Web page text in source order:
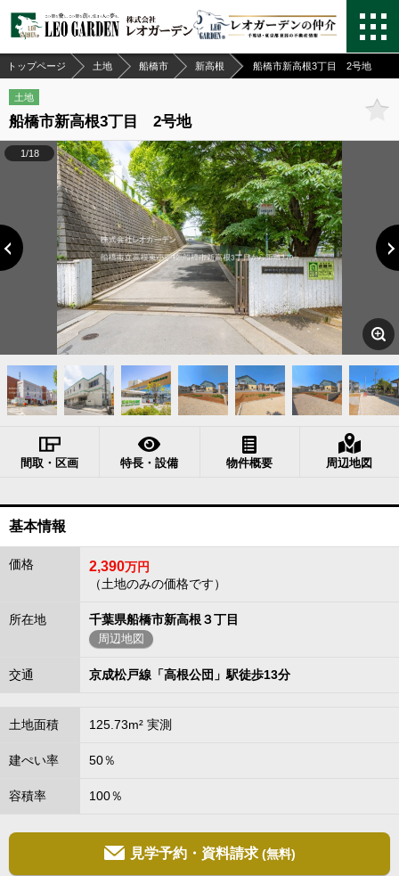
トップページ 土地 船橋市 新高根 船橋市新高根3丁目 2号地
土地
船橋市新高根3丁目 2号地
1/18
間取・区画 特長・設備 物件概要 周辺地図
基本情報
価格 2,390万円
（土地のみの価格です）
所在地 千葉県船橋市新高根３丁目
周辺地図
交通 京成松戸線「高根公団」駅徒歩13分
土地面積 125.73m² 実測
建ぺい率 50％
容積率 100％
見学予約・資料請求 (無料)